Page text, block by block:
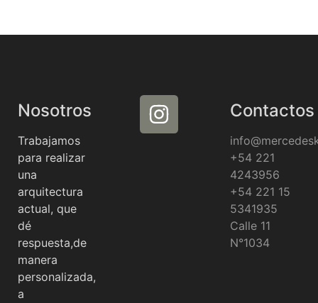
Nosotros
Trabajamos
para realizar
una
arquitectura
actual, que
dé
respuesta,de
manera
personalizada,
a
Contactos
+54 221
4243956
+54 221 15
5341935
Calle 11
N°1034